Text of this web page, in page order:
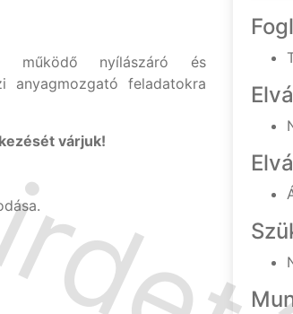
működő nyílászáró és
anyagmozgató feladatokra
várjuk!